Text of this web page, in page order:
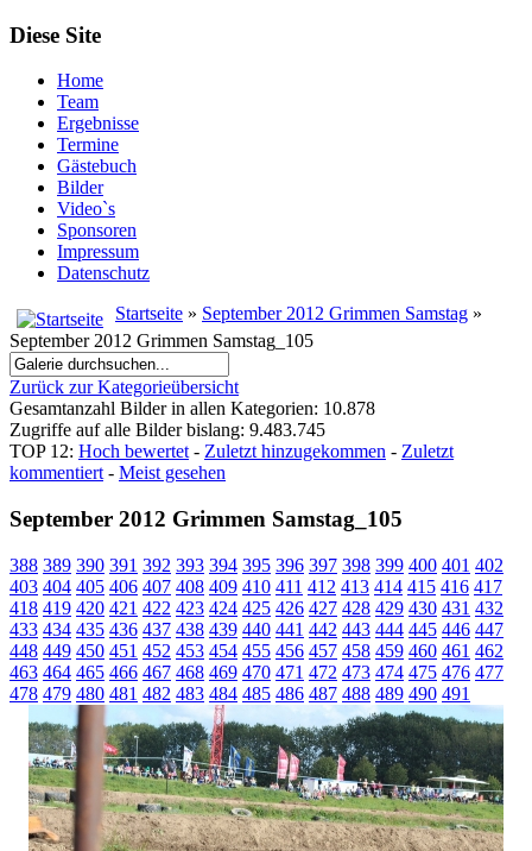
Diese Site
Home
Team
Ergebnisse
Termine
Gästebuch
Bilder
Video`s
Sponsoren
Impressum
Datenschutz
Startseite » September 2012 Grimmen Samstag »
September 2012 Grimmen Samstag_105
Zurück zur Kategorieübersicht
Gesamtanzahl Bilder in allen Kategorien: 10.878
Zugriffe auf alle Bilder bislang: 9.483.745
TOP 12: Hoch bewertet- Zuletzt hinzugekommen - Zuletzt
kommentiert- Meist gesehen
September 2012 Grimmen Samstag_105
388 389 390 391 392 393 394 395 396 397 398 399 400 401 402
403 404 405 406 407 408 409 410 411 412 413 414 415 416 417
418 419 420 421 422 423 424 425 426 427 428 429 430 431 432
433 434 435 436 437 438 439 440 441 442 443 444 445 446 447
448 449 450 451 452 453 454 455 456 457 458 459 460 461 462
463 464 465 466 467 468 469 470 471 472 473 474 475 476 477
478 479 480 481 482 483 484 485 486 487 488 489 490 491